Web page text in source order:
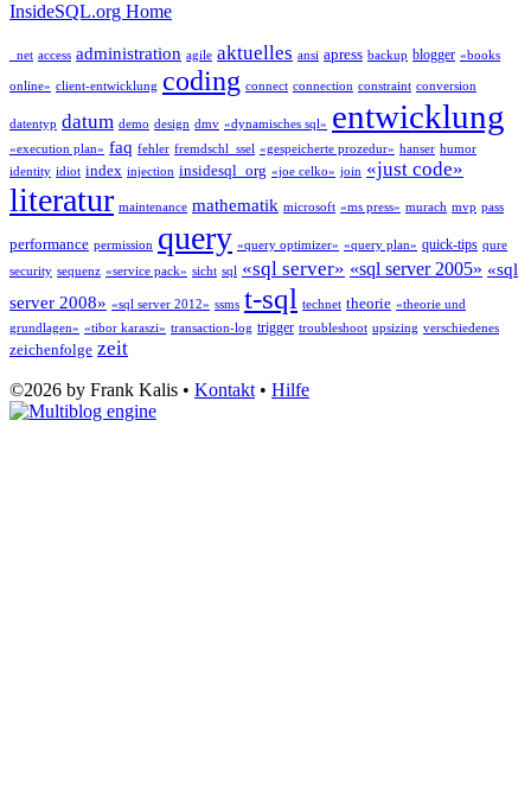
InsideSQL.org Home
_net access administration agile aktuelles ansi apress backup blogger «books
online» client-entwicklung coding connect connection constraint conversion
datentyp datum demo design dmv «dynamisches sql» entwicklung
«execution plan» faq fehler fremdschl_ssel «gespeicherte prozedur» hanser humor
identity idiot index injection insidesql_org «joe celko» join «just code»
literatur maintenance mathematik microsoft «ms press» murach mvp pass
performance permission query «query optimizer» «query plan» quick-tips qure
security sequenz «service pack» sicht sql «sql server» «sql server 2005» «sql
server 2008» «sql server 2012» ssms t-sql technet theorie «theorie und
grundlagen» «tibor karaszi» transaction-log trigger troubleshoot upsizing verschiedenes
zeichenfolge zeit
©2026 by Frank Kalis • Kontakt • Hilfe